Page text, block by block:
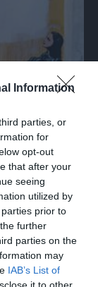
Information
parties, or
for
opt-out
that after your
seeing
utilized by
prior to
further
parties on the
may
IAB’s List of
e Anna